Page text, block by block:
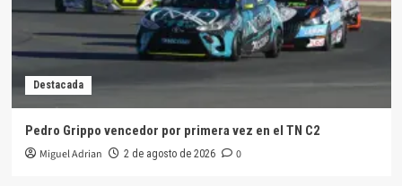
Destacada
Pedro Grippo vencedor por primera vez en el TN C2
Miguel Adrian 2 de agosto de 2026 0